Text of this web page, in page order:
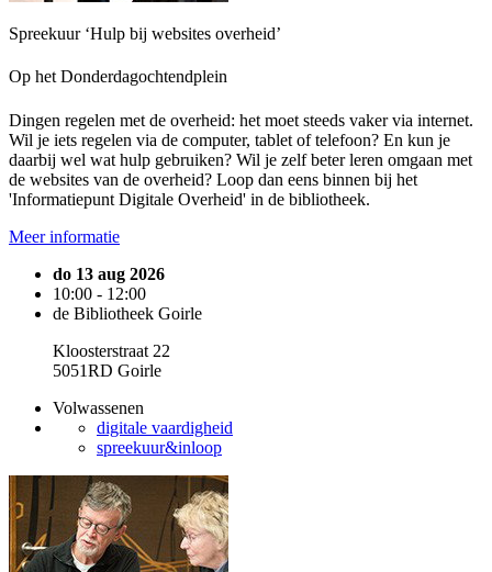
Spreekuur ‘Hulp bij websites overheid’
Op het Donderdagochtendplein
Dingen regelen met de overheid: het moet steeds vaker via internet.
Wil je iets regelen via de computer, tablet of telefoon? En kun je
daarbij wel wat hulp gebruiken? Wil je zelf beter leren omgaan met
de websites van de overheid? Loop dan eens binnen bij het
'Informatiepunt Digitale Overheid' in de bibliotheek.
Meer informatie
do 13 aug 2026
10:00 - 12:00
de Bibliotheek Goirle
Kloosterstraat 22
5051RD Goirle
Volwassenen
digitale vaardigheid
spreekuur&inloop